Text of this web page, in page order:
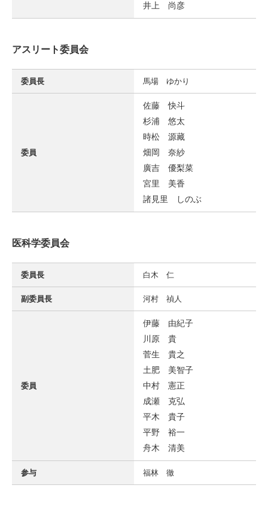
井上 尚彦
アスリート委員会
委員長 馬場 ゆかり
委員
佐藤 快斗
杉浦 悠太
時松 源藏
畑岡 奈紗
廣吉 優梨菜
宮里 美香
諸見里 しのぶ
医科学委員会
委員長 白木 仁
副委員長 河村 禎人
委員
伊藤 由紀子
川原 貴
菅生 貴之
土肥 美智子
中村 憲正
成瀬 克弘
平木 貴子
平野 裕一
舟木 清美
参与 福林 徹